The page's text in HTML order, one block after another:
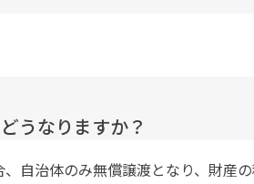
うなりますか？
自治体のみ無償譲渡となり、財産